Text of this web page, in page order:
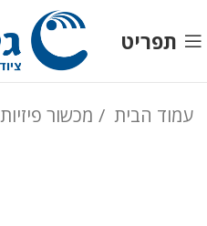
תפריט
עמוד הבית מכשור